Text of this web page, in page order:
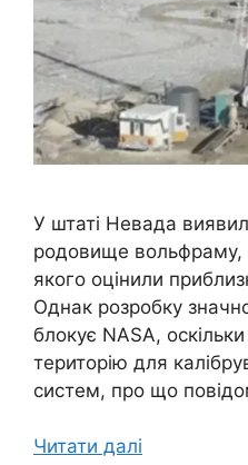
У штаті Невада
родовище вольфраму,
якого оцінили
Однак розробку
блокує NASA,
територію для
систем, про що
Читати далі